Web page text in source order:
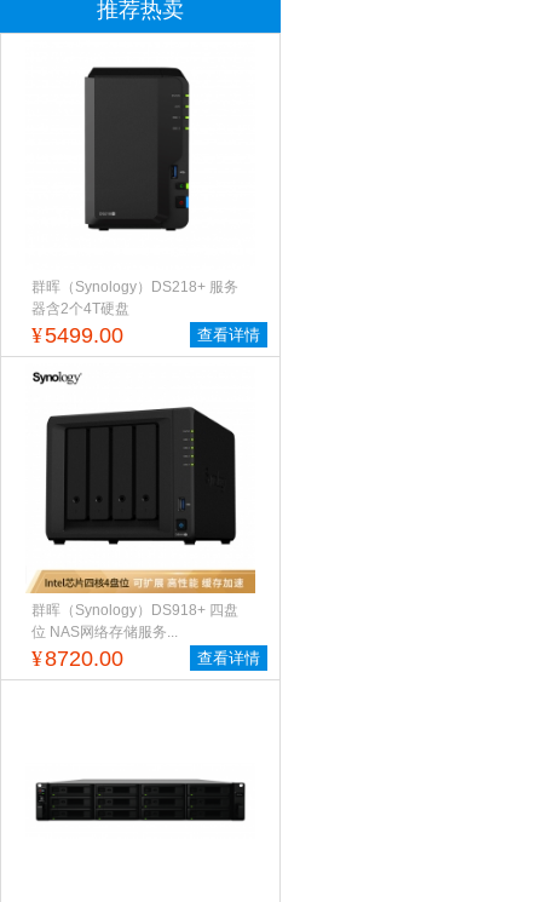
推荐热卖
群晖（Synology）DS218+ 服务
器含2个4T硬盘
¥5499.00 查看详情
群晖（Synology）DS918+ 四盘
位 NAS网络存储服务...
¥8720.00 查看详情